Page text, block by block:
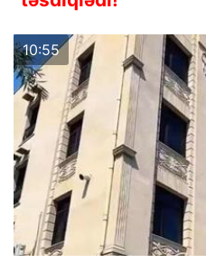
10:55